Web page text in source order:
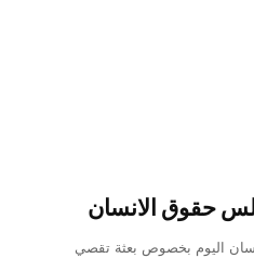
حقوق الانسان
اليوم بخصوص بعثة تقصي